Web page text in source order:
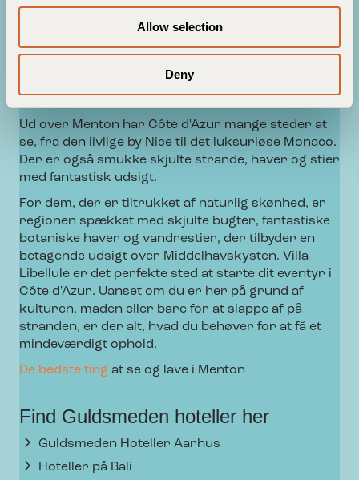
Allow selection
Deny
og travle markeder fyldt med lokale produkter og
kunsthåndværk. Byens berømte citronfestival, der
viser kreativiteten og ånden i regionen.
Côte d'Azur
Ud over Menton har Côte d'Azur mange steder at
se, fra den livlige by Nice til det luksuriøse Monaco.
Der er også smukke skjulte strande, haver og stier
med fantastisk udsigt.
For dem, der er tiltrukket af naturlig skønhed, er
regionen spækket med skjulte bugter, fantastiske
botaniske haver og vandrestier, der tilbyder en
betagende udsigt over Middelhavskysten. Villa
Libellule er det perfekte sted at starte dit eventyr i
Côte d'Azur. Uanset om du er her på grund af
kulturen, maden eller bare for at slappe af på
stranden, er der alt, hvad du behøver for at få et
mindeværdigt ophold.
De bedste ting at se og lave i Menton
Find Guldsmeden hoteller her
Guldsmeden Hoteller Aarhus
Hoteller på Bali